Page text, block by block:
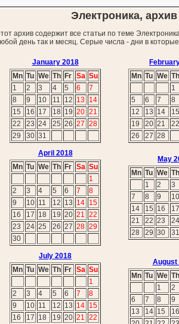
Электроника, архив
архив содержит все статьи по теме
день так и месяц. Серые числа - дни в
January 2018
Mn Tu We Th Fr Sa Su
1
2 3 4 5 6
7
8
9 10 11 12 13
14
15
16 17 18 19 20 21
22
23 24 25 26 27 28
29
30 31
Mn Tu We Th
1
5
6 7
8
12
13 14
15
19
20 21
22
26
27 28
April 2018
Mn Tu We Th Fr Sa Su
1
2
3 4 5 6 7
8
9
10 11 12 13 14 15
16
17 18 19 20 21 22
23
24 25 26 27 28 29
30
May
Mn Tu We Th
1
2
3
7
8 9
10
14
15 16
17
21
22 23
24
28
29 30 31
July 2018
Mn Tu We Th Fr Sa Su
1
2
3 4 5 6 7
8
9
10 11 12 13 14 15
16
17 18 19 20 21 22
August
Mn Tu We Th
1
2
6
7 8
9
13
14 15
16